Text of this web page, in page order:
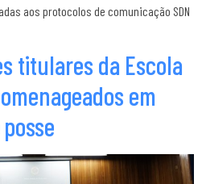
aos protocolos de comunicação SDN
titulares da Escola
em